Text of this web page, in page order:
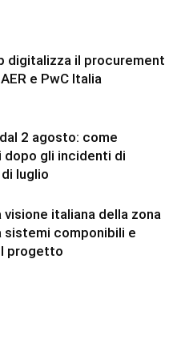
digitalizza il procurement
e PwC Italia
2 agosto: come
dopo gli incidenti di
luglio
visione italiana della zona
sistemi componibili e
progetto